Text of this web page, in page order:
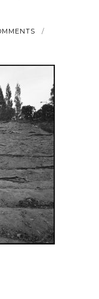
/